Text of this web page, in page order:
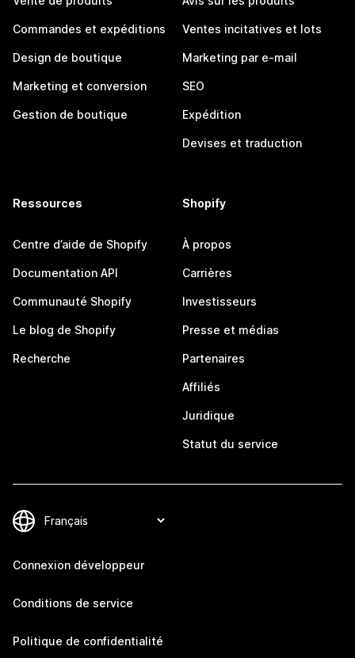
Commandes et expéditions
Design de boutique
Marketing et conversion
Gestion de boutique
Ventes incitatives et lots
Marketing par e-mail
SEO
Expédition
Devises et traduction
Ressources
Centre d’aide de Shopify
Documentation API
Communauté Shopify
Le blog de Shopify
Recherche
Shopify
À propos
Carrières
Investisseurs
Presse et médias
Partenaires
Affiliés
Juridique
Statut du service
Connexion développeur
Conditions de service
Politique de confidentialité